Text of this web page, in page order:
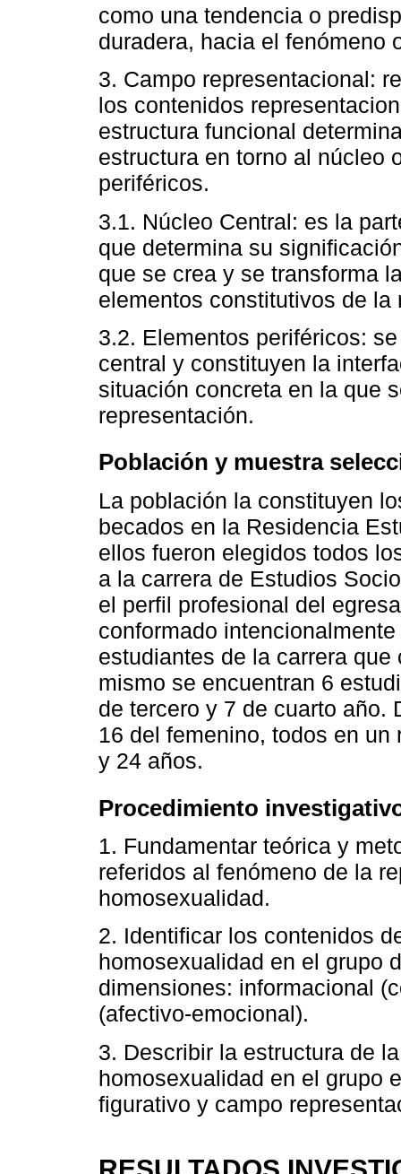
como una tendencia o
duradera, hacia el fenómeno
3. Campo representacional:
los contenidos
estructura funcional
estructura en torno al núcleo
periféricos.
3.1. Núcleo Central: es la
que determina su
que se crea y se transforma
elementos constitutivos de la
3.2. Elementos periféricos:
central y constituyen la
situación concreta en la que
representación.
Población y muestra
La población la constituyen
becados en la Residencia
ellos fueron elegidos todos
a la carrera de Estudios
el perfil profesional del
conformado
estudiantes de la carrera
mismo se encuentran 6
de tercero y 7 de cuarto año.
16 del femenino, todos en
y 24 años.
Procedimiento
1. Fundamentar teórica y
referidos al fenómeno de la
homosexualidad.
2. Identificar los contenidos
homosexualidad en el grupo
dimensiones: informacional
(afectivo-emocional).
3. Describir la estructura de
homosexualidad en el grupo
figurativo y campo